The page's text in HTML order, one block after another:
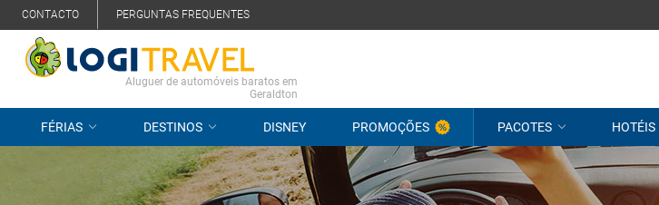
CONTACTO PERGUNTAS FREQUENTES
Aluguer de automóveis baratos em
Geraldton
FÉRIAS DESTINOS DISNEY PROMOÇÕES PACOTES HOTÉIS